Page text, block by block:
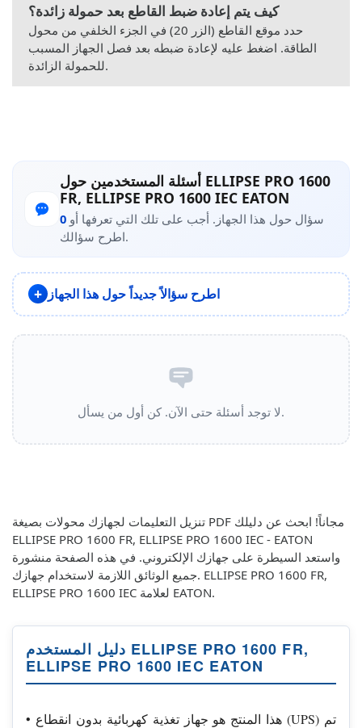
كيف يتم إعادة ضبط القاطع بعد حمولة زائدة؟
حدد موقع القاطع (الزر 20) في الجزء الخلفي من محول
الطاقة. اضغط عليه لإعادة ضبطه بعد فصل الجهاز المسبب
للحمولة الزائدة.
أسئلة المستخدمين حول ELLIPSE PRO 1600
FR, ELLIPSE PRO 1600 IEC EATON
0
اطرح سؤالك.
اطرح سؤالاً جديداً حول هذا الجهاز
لا توجد أسئلة حتى الآن. كن أول من يسأل.
تنزيل التعليمات لجهازك محولات بصيغة PDF مجاناً! ابحث عن دليلك
ELLIPSE PRO 1600 FR, ELLIPSE PRO 1600 IEC - EATON
واستعد السيطرة على جهازك الإلكتروني. في هذه الصفحة منشورة
جميع الوثائق اللازمة لاستخدام جهازك. ELLIPSE PRO 1600 FR,
ELLIPSE PRO 1600 IEC لعلامة EATON.
دليل المستخدم ELLIPSE PRO 1600 FR,
ELLIPSE PRO 1600 IEC EATON
• هذا المنتج هو جهاز تغذية كهربائية بدون انقطاع (UPS) تم